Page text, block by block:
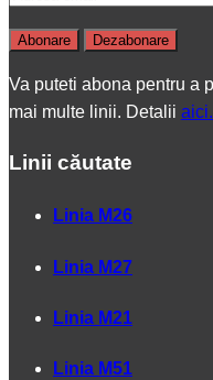
Va puteti abona pentru a
mai multe linii. Detalii aici.
Linii căutate
Linia M26
Linia M27
Linia M21
Linia M51